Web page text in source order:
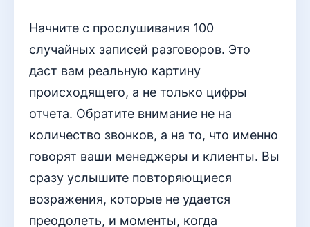
Начните с прослушивания 100
случайных записей разговоров. Это
даст вам реальную картину
происходящего, а не только цифры
отчета. Обратите внимание не на
количество звонков, а на то, что именно
говорят ваши менеджеры и клиенты. Вы
сразу услышите повторяющиеся
возражения, которые не удается
преодолеть, и моменты, когда